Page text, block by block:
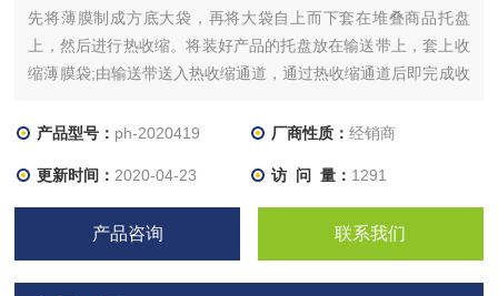
先将薄膜制成方底大袋，再将大袋自上而下套在堆叠商品托盘
上，然后进行热收缩。将装好产品的托盘放在输送带上，套上收
缩薄膜袋;由输送带送入热收缩通道，通过热收缩通道后即完成收
产品型号： ph-2020419 厂商性质： 经销商
更新时间： 2020-04-23 访 问 量： 1291
产品咨询 联系我们